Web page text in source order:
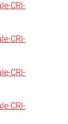
CRI-
CRI-
CRI-
CRI-